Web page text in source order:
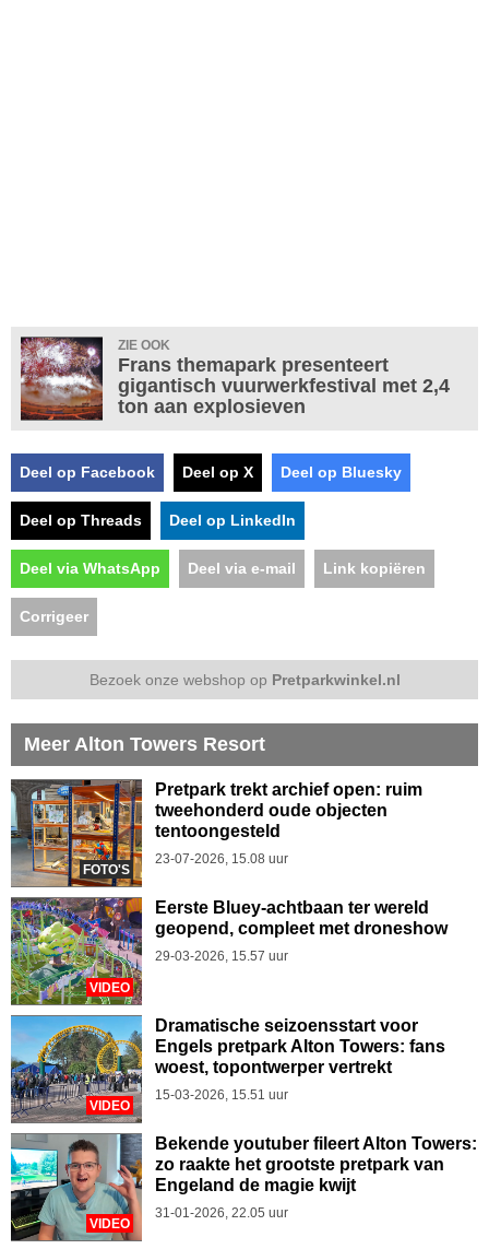
ZIE OOK
Frans themapark presenteert
gigantisch vuurwerkfestival met 2,4
ton aan explosieven
Deel op Facebook Deel op X Deel op Bluesky
Deel op Threads Deel op LinkedIn
Deel via WhatsApp Deel via e-mail Link kopiëren
Corrigeer
Bezoek onze webshop op Pretparkwinkel.nl
Meer Alton Towers Resort
FOTO'S
Pretpark trekt archief open: ruim
tweehonderd oude objecten
tentoongesteld
23-07-2026, 15.08 uur
VIDEO
Eerste Bluey-achtbaan ter wereld
geopend, compleet met droneshow
29-03-2026, 15.57 uur
VIDEO
Dramatische seizoensstart voor
Engels pretpark Alton Towers: fans
woest, topontwerper vertrekt
15-03-2026, 15.51 uur
VIDEO
Bekende youtuber fileert Alton Towers:
zo raakte het grootste pretpark van
Engeland de magie kwijt
31-01-2026, 22.05 uur